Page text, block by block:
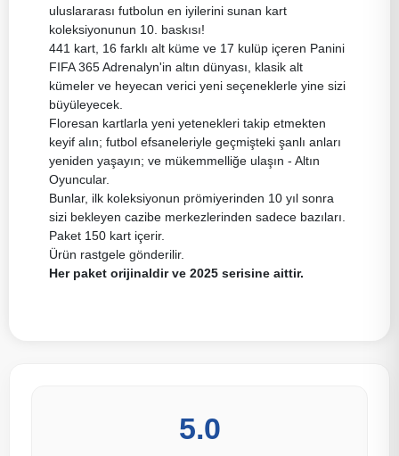
uluslararası futbolun en iyilerini sunan kart
koleksiyonunun 10. baskısı!
441 kart, 16 farklı alt küme ve 17 kulüp içeren Panini
FIFA 365 Adrenalyn'in altın dünyası, klasik alt
kümeler ve heyecan verici yeni seçeneklerle yine sizi
büyüleyecek.
Floresan kartlarla yeni yetenekleri takip etmekten
keyif alın; futbol efsaneleriyle geçmişteki şanlı anları
yeniden yaşayın; ve mükemmelliğe ulaşın - Altın
Oyuncular.
Bunlar, ilk koleksiyonun prömiyerinden 10 yıl sonra
sizi bekleyen cazibe merkezlerinden sadece bazıları.
Paket 150 kart içerir.
Ürün rastgele gönderilir.
Her paket orijinaldir ve 2025 serisine aittir.
5.0